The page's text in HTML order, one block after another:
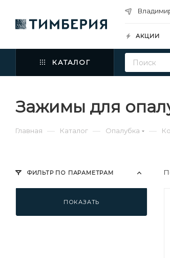
АКЦИИ
КАТАЛОГ
Зажимы для
Главная — Каталог — Опалубка —
ФИЛЬТР ПО ПАРАМЕТРАМ
ПОКАЗАТЬ